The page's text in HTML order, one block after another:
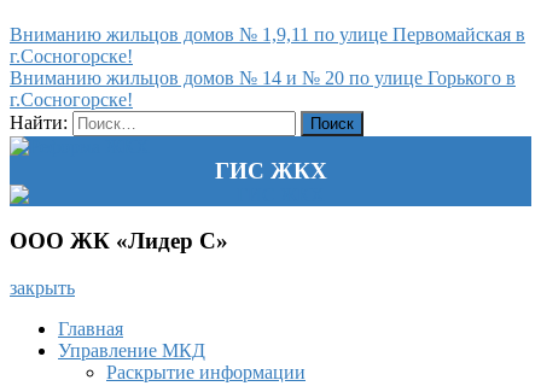
Вниманию жильцов домов № 1,9,11 по улице Первомайская в
г.Сосногорске!
Вниманию жильцов домов № 14 и № 20 по улице Горького в
г.Сосногорске!
Найти:
ГИС ЖКХ
ООО ЖК «Лидер С»
закрыть
Главная
Управление МКД
Раскрытие информации